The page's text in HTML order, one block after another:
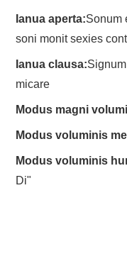
Ianua aperta:Sonum
soni monit sexies
Ianua clausa:
micare
Modus magni
Modus voluminis
Modus voluminis
Di"